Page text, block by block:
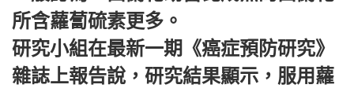
所含蘿蔔硫素更多。
研究小組在最新一期《癌症預防研究》
雜誌上報告說，研究結果顯示，服用蘿